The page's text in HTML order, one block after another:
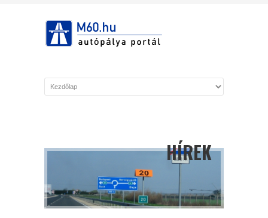
HÍREK